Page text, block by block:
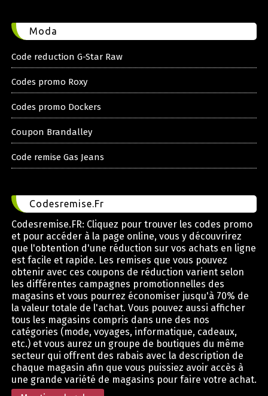
Moda
Code reduction G-Star Raw
Codes promo Roxy
Codes promo Dockers
Coupon Brandalley
Code remise Gas Jeans
Codesremise.Fr
Codesremise.FR: Cliquez pour trouver les codes promo
et pour accéder à la page online, vous y découvrirez
que l'obtention d'une réduction sur vos achats en ligne
est facile et rapide. Les remises que vous pouvez
obtenir avec ces coupons de réduction varient selon
les différentes campagnes promotionnelles des
magasins et vous pourrez économiser jusqu'à 70% de
la valeur totale de l'achat. Vous pouvez aussi afficher
tous les magasins compris dans une des nos
catégories (mode, voyages, informatique, cadeaux,
etc.) et vous aurez un groupe de boutiques du même
secteur qui offrent des rabais avec la description de
chaque magasin afin que vous puissiez avoir accès à
une grande variété de magasins pour faire votre achat.